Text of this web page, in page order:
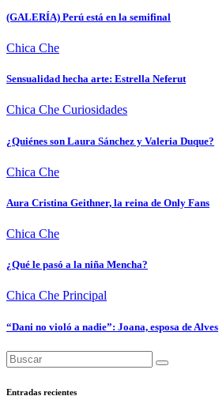
(GALERÍA) Perú está en la semifinal
Chica Che
Sensualidad hecha arte: Estrella Neferut
Chica Che Curiosidades
¿Quiénes son Laura Sánchez y Valeria Duque?
Chica Che
Aura Cristina Geithner, la reina de Only Fans
Chica Che
¿Qué le pasó a la niña Mencha?
Chica Che Principal
“Dani no violó a nadie”: Joana, esposa de Alves
Entradas recientes